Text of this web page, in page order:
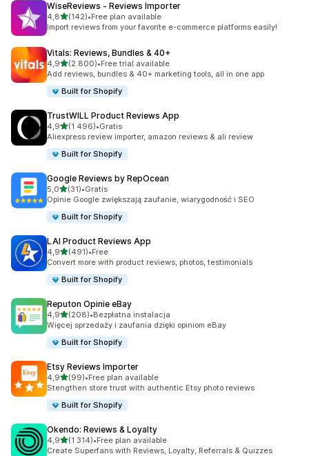
WiseReviews ‑ Reviews Importer
4,8na 5 gwiazdek
(142)
Łączna liczba recenzji: 142
•Free plan available
Import reviews from your favorite e-commerce platforms easily!
Vitals: Reviews, Bundles & 40+
4,9na 5 gwiazdek
(2 800)
Łączna liczba recenzji: 2800
•Free trial available
Add reviews, bundles & 40+ marketing tools, all in one app
Built for Shopify
TrustWILL Product Reviews App
4,9na 5 gwiazdek
(1 496)
Łączna liczba recenzji: 1496
•Gratis
Aliexpress review importer, amazon reviews & ali review
Built for Shopify
Google Reviews by RepOcean
5,0na 5 gwiazdek
(31)
Łączna liczba recenzji: 31
•Gratis
Opinie Google zwiększają zaufanie, wiarygodność i SEO
Built for Shopify
LAI Product Reviews App
4,9na 5 gwiazdek
(491)
Łączna liczba recenzji: 491
•Free
Convert more with product reviews, photos, testimonials
Built for Shopify
Reputon Opinie eBay
4,9na 5 gwiazdek
(208)
Łączna liczba recenzji: 208
•Bezpłatna instalacja
Więcej sprzedaży i zaufania dzięki opiniom eBay
Built for Shopify
Etsy Reviews Importer
4,9na 5 gwiazdek
(99)
Łączna liczba recenzji: 99
•Free plan available
Stengthen store trust with authentic Etsy photo reviews
Built for Shopify
Okendo: Reviews & Loyalty
4,9na 5 gwiazdek
(1 314)
Łączna liczba recenzji: 1314
•Free plan available
Create Superfans with Reviews, Loyalty, Referrals & Quizzes